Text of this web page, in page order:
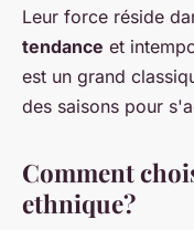
Leur force réside
tendance et
est un grand
des saisons pour
Comment
ethnique?